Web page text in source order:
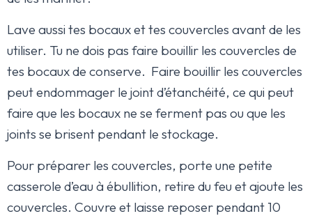
Lave aussi tes bocaux et tes couvercles avant de les
utiliser. Tu ne dois pas faire bouillir les couvercles de
tes bocaux de conserve. Faire bouillir les couvercles
peut endommager le joint d’étanchéité, ce qui peut
faire que les bocaux ne se ferment pas ou que les
joints se brisent pendant le stockage.
Pour préparer les couvercles, porte une petite
casserole d’eau à ébullition, retire du feu et ajoute les
couvercles. Couvre et laisse reposer pendant 10